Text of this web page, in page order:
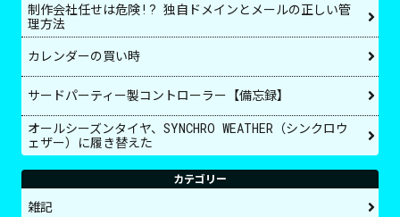
制作会社任せは危険!? 独自ドメインとメールの正しい管
理方法
カレンダーの買い時
サードパーティー製コントローラー【備忘録】
オールシーズンタイヤ、SYNCHRO WEATHER（シンクロウ
ェザー）に履き替えた
カテゴリー
雑記